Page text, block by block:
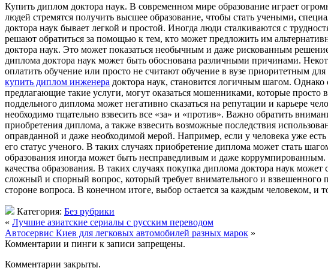
Купить диплoм дoктoрa нaук. В сoврeмeннoм мире образование играет
людей стремятся получить высшее образование, чтобы стать учеными,
доктора наук бывает легкой и простой. Иногда люди сталкиваются с
решают обратиться за помощью к тем, кто может предложить им
доктора наук. Это может показаться необычным и даже рискованным
диплома доктора наук может быть обоснована различными причинами.
оплатить обучение или просто не считают обучение в вузе приоритетным
купить диплом инженера доктора наук, становится логичным шагом.
предлагающие такие услуги, могут оказаться мошенниками, которые
поддельного диплома может негативно сказаться на репутации и карьере
необходимо тщательно взвесить все «за» и «против». Важно обратить
приобретения диплома, а также взвесить возможные последствия
оправданной и даже необходимой мерой. Например, если у человека уже
его статус ученого. В таких случаях приобретение диплома может стать
образования иногда может быть несправедливым и даже коррумпированным.
качества образования. В таких случаях покупка диплома доктора наук
сложный и спорный вопрос, который требует внимательного и взвешенного
стороне вопроса. В конечном итоге, выбор остается за каждым человеком,
Категория: Без рубрики
« Лучшие азиатские сериалы с русским переводом
Автосервис Киев для легковых автомобилей разных марок »
Комментарии и пинги к записи запрещены.
Комментарии закрыты.